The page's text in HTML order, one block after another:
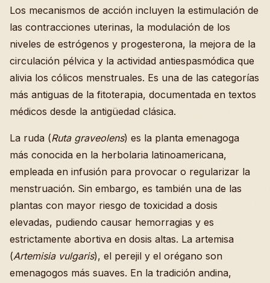
Los mecanismos de acción incluyen la estimulación de
las contracciones uterinas, la modulación de los
niveles de estrógenos y progesterona, la mejora de la
circulación pélvica y la actividad antiespasmódica que
alivia los cólicos menstruales. Es una de las categorías
más antiguas de la fitoterapia, documentada en textos
médicos desde la antigüedad clásica.
La ruda (Ruta graveolens) es la planta emenagoga
más conocida en la herbolaria latinoamericana,
empleada en infusión para provocar o regularizar la
menstruación. Sin embargo, es también una de las
plantas con mayor riesgo de toxicidad a dosis
elevadas, pudiendo causar hemorragias y es
estrictamente abortiva en dosis altas. La artemisa
(Artemisia vulgaris), el perejil y el orégano son
emenagogos más suaves. En la tradición andina,